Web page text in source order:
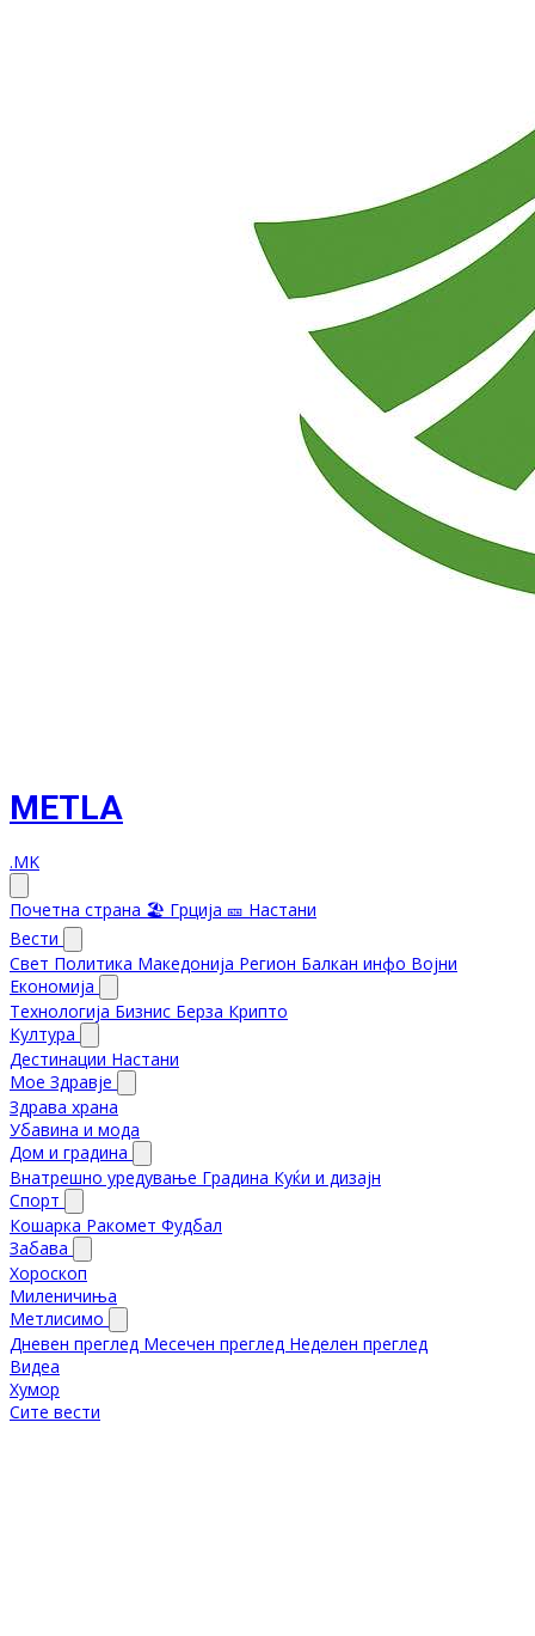
METLA
.MK
Почетна страна 🏖️ Грција 🎫 Настани
Вести
Свет Политика Македонија Регион Балкан инфо Војни
Економија
Технологија Бизнис Берза Крипто
Култура
Дестинации Настани
Мое Здравје
Здрава храна
Убавина и мода
Дом и градина
Внатрешно уредување Градина Куќи и дизајн
Спорт
Кошарка Ракомет Фудбал
Забава
Хороскоп
Миленичиња
Метлисимо
Дневен преглед Месечен преглед Неделен преглед
Видеа
Хумор
Сите вести